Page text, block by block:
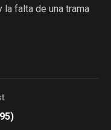
falta de una trama